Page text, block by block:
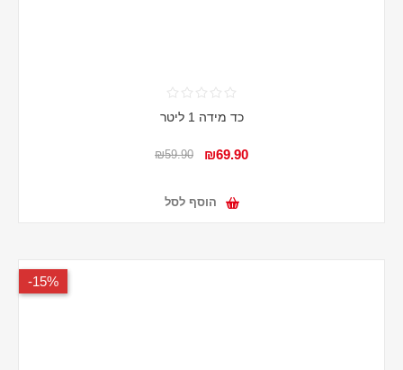
כד מידה 1 ליטר
₪69.90
₪59.90
הוסף לסל
15%-